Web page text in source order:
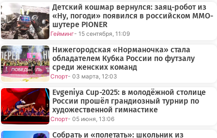
Детский кошмар вернулся: заяц-робот из
«Ну, погоди» появился в российском MMO-
шутере PIONER
Гейминг- 15 сентября, 11:09
Нижегородская «Норманочка» стала
обладателем Кубка России по футзалу
среди женских команд
Спорт- 03 марта, 12:03
Evgeniya Cup-2025: в молодёжной столице
России прошёл грандиозный турнир по
художественной гимнастике
Спорт- 05 июня, 13:06
Собрать и «полетать»: школьник из